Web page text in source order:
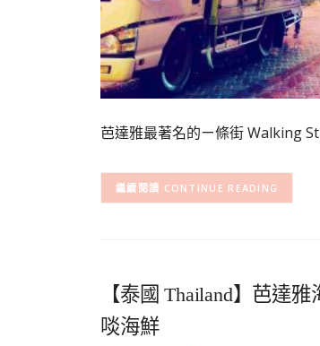
芭達雅最著名的ㄧ條街 Walking
CONTINUE READING
【泰國 Thailand】芭達
啖海鮮